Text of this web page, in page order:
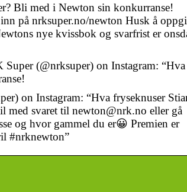
Bli med i Newton sin konkurranse!
på nrksuper.no/newton Husk å oppgi
nye kvissbok og svarfrist er
(@nrksuper) on Instagram: “Hva
on Instagram: “Hva fryseknuser
med svaret til newton@nrk.no eller gå
og hvor gammel du er😀 Premien er
#nrknewton”